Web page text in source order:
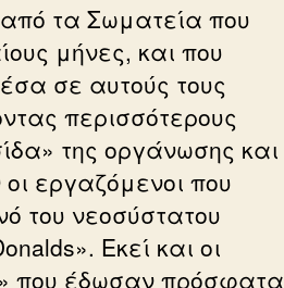
τα Σωματεία που
μήνες, και που
σε αυτούς τους
περισσότερους
της οργάνωσης και
οι εργαζόμενοι που
του νεοσύστατου
Εκεί και οι
που έδωσαν πρόσφατα